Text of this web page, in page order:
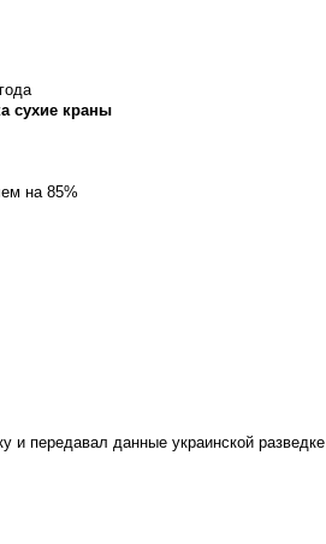
сухие краны
на 85%
и передавал данные украинской разведке